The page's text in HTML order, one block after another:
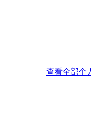
查看全部个